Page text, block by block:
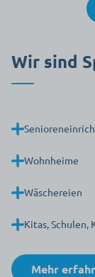
Wir sind
Wohnheime
Wäschereien
Kitas, Schulen,
Mehr